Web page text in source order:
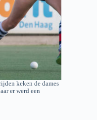
keken de dames
er werd een